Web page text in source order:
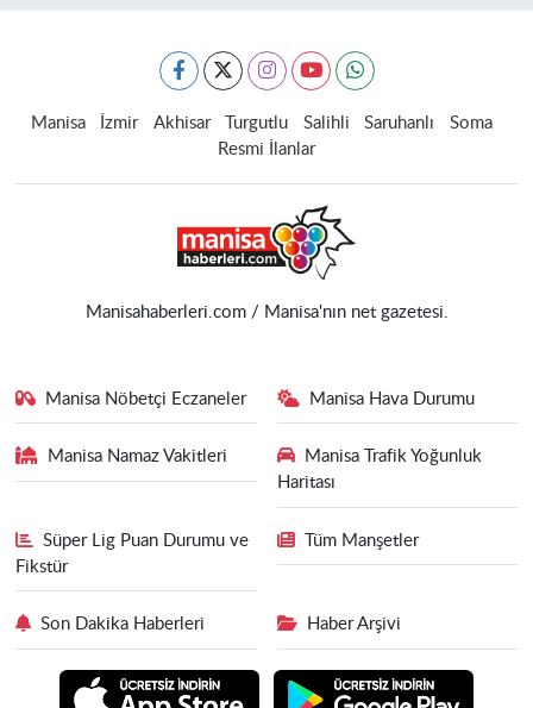
Manisa İzmir Akhisar Turgutlu Salihli Saruhanlı
Soma
Resmi İlanlar
Manisahaberleri.com / Manisa'nın net gazetesi.
Manisa Nöbetçi Eczaneler Manisa Hava Durumu
Manisa Namaz Vakitleri
Manisa Trafik Yoğunluk
Haritası
Süper Lig Puan Durumu ve
Fikstür
Tüm Manşetler
Son Dakika Haberleri Haber Arşivi